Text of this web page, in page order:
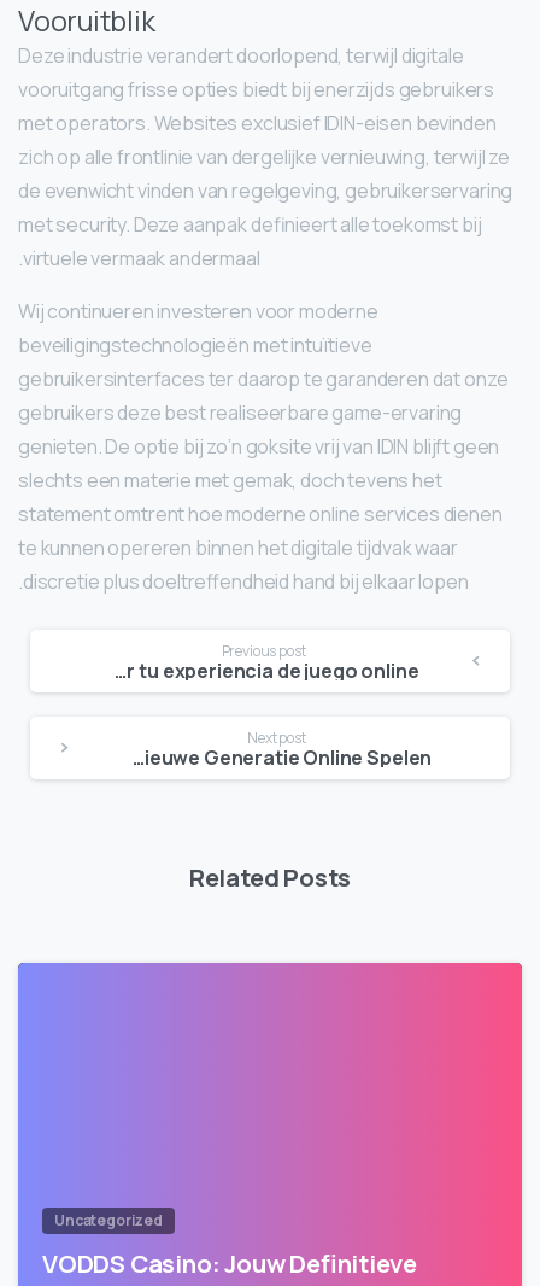
Vooruitblik
Deze industrie verandert doorlopend, terwijl digitale
vooruitgang frisse opties biedt bij enerzijds gebruikers
met operators. Websites exclusief IDIN-eisen bevinden
zich op alle frontlinie van dergelijke vernieuwing, terwijl ze
de evenwicht vinden van regelgeving, gebruikerservaring
met security. Deze aanpak definieert alle toekomst bij
virtuele vermaak andermaal.
Wij continueren investeren voor moderne
beveiligingstechnologieën met intuïtieve
gebruikersinterfaces ter daarop te garanderen dat onze
gebruikers deze best realiseerbare game-ervaring
genieten. De optie bij zo’n goksite vrij van IDIN blijft geen
slechts een materie met gemak, doch tevens het
statement omtrent hoe moderne online services dienen
te kunnen opereren binnen het digitale tijdvak waar
discretie plus doeltreffendheid hand bij elkaar lopen.
Reading
Previous post
Aprovecha al máximo los bonos de Jugabet para mejorar tu experiencia de juego online
Next post
Casino Exclusief IDIN: Een Nieuwe Generatie Online Spelen
Related Posts
Uncategorized
VODDS Casino: Jouw Definitieve